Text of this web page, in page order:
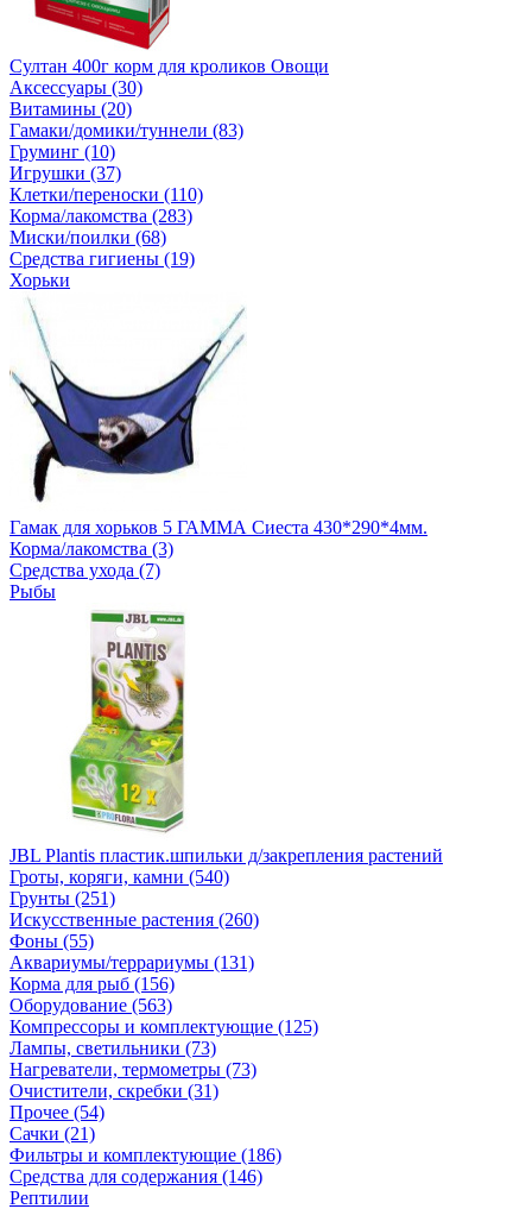
Султан 400г корм для кроликов Овощи
Аксессуары (30)
Витамины (20)
Гамаки/домики/туннели (83)
Груминг (10)
Игрушки (37)
Клетки/переноски (110)
Корма/лакомства (283)
Миски/поилки (68)
Средства гигиены (19)
Хорьки
Гамак для хорьков 5 ГАММА Сиеста 430*290*4мм.
Корма/лакомства (3)
Средства ухода (7)
Рыбы
JBL Plantis пластик.шпильки д/закрепления растений
Гроты, коряги, камни (540)
Грунты (251)
Искусственные растения (260)
Фоны (55)
Аквариумы/террариумы (131)
Корма для рыб (156)
Оборудование (563)
Компрессоры и комплектующие (125)
Лампы, светильники (73)
Нагреватели, термометры (73)
Очистители, скребки (31)
Прочее (54)
Сачки (21)
Фильтры и комплектующие (186)
Средства для содержания (146)
Рептилии